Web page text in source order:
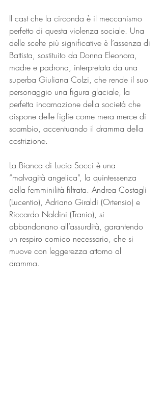
Il cast che la circonda è il meccanismo
perfetto di questa violenza sociale. Una
delle scelte più significative è l’assenza di
Battista, sostituito da Donna Eleonora,
madre e padrona, interpretata da una
superba Giuliana Colzi, che rende il suo
personaggio una figura glaciale, la
perfetta incarnazione della società che
dispone delle figlie come mera merce di
scambio, accentuando il dramma della
costrizione.
La Bianca di Lucia Socci è una
“malvagità angelica”, la quintessenza
della femminilità filtrata. Andrea Costagli
(Lucentio), Adriano Giraldi (Ortensio) e
Riccardo Naldini (Tranio), si
abbandonano all’assurdità, garantendo
un respiro comico necessario, che si
muove con leggerezza attorno al
dramma.